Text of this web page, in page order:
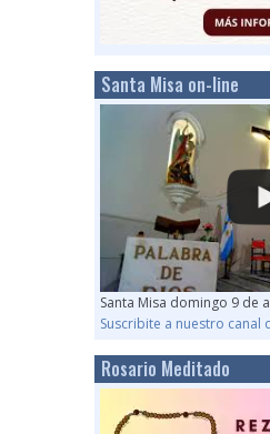
Santa Misa on-line
Santa Misa domingo 9 de
Suscribite a nuestro canal
Rosario Meditado